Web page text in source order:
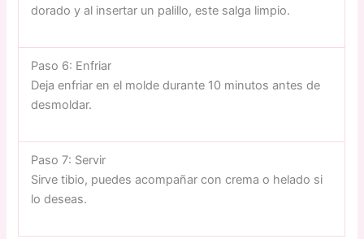
dorado y al insertar un palillo, este salga limpio.
Paso 6: Enfriar
Deja enfriar en el molde durante 10 minutos antes de
desmoldar.
Paso 7: Servir
Sirve tibio, puedes acompañar con crema o helado si
lo deseas.